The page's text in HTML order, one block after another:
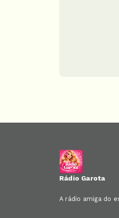
Rádio Garota
A rádio amiga do